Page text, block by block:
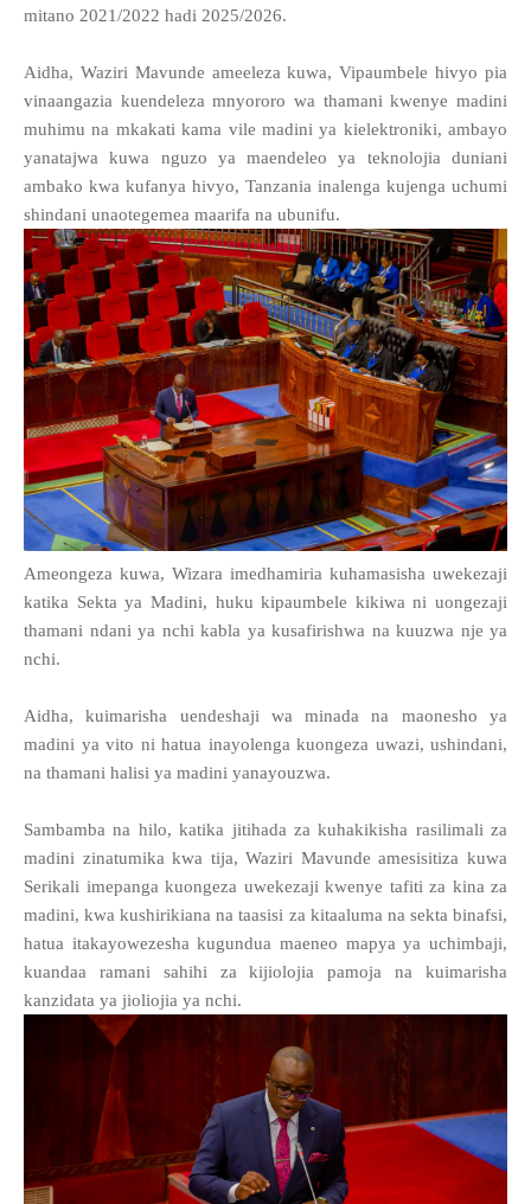
mitano 2021/2022 hadi 2025/2026.
Aidha, Waziri Mavunde ameeleza kuwa, Vipaumbele hivyo pia
vinaangazia kuendeleza mnyororo wa thamani kwenye madini
muhimu na mkakati kama vile madini ya kielektroniki, ambayo
yanatajwa kuwa nguzo ya maendeleo ya teknolojia duniani
ambako kwa kufanya hivyo, Tanzania inalenga kujenga uchumi
shindani unaotegemea maarifa na ubunifu.
Ameongeza kuwa, Wizara imedhamiria kuhamasisha uwekezaji
katika Sekta ya Madini, huku kipaumbele kikiwa ni uongezaji
thamani ndani ya nchi kabla ya kusafirishwa na kuuzwa nje ya
nchi.
Aidha, kuimarisha uendeshaji wa minada na maonesho ya
madini ya vito ni hatua inayolenga kuongeza uwazi, ushindani,
na thamani halisi ya madini yanayouzwa.
Sambamba na hilo, katika jitihada za kuhakikisha rasilimali za
madini zinatumika kwa tija, Waziri Mavunde amesisitiza kuwa
Serikali imepanga kuongeza uwekezaji kwenye tafiti za kina za
madini, kwa kushirikiana na taasisi za kitaaluma na sekta binafsi,
hatua itakayowezesha kugundua maeneo mapya ya uchimbaji,
kuandaa ramani sahihi za kijiolojia pamoja na kuimarisha
kanzidata ya jioliojia ya nchi.